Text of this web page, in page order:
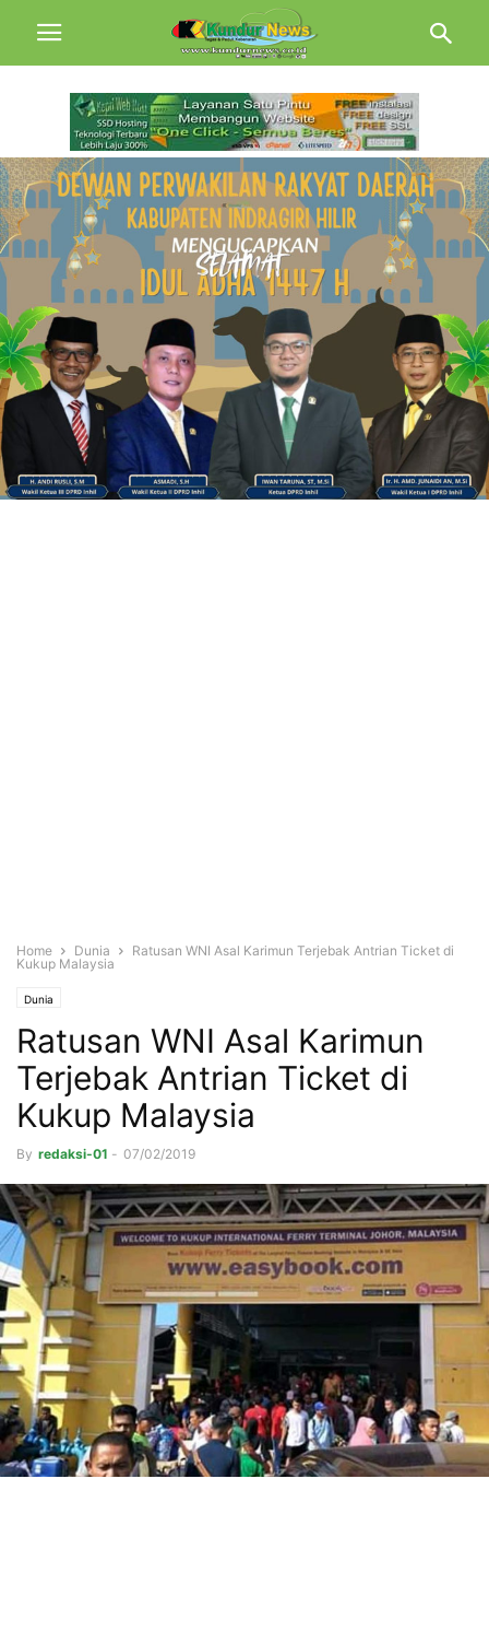
Home Dunia
Ratusan WNI Asal Karimun Terjebak Antrian Ticket di
Kukup Malaysia
Dunia
Ratusan WNI Asal Karimun
Terjebak Antrian Ticket di
Kukup Malaysia
By redaksi-01 - 07/02/2019